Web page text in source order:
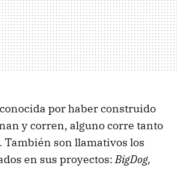
por haber construido
y corren, alguno corre tanto
. También son llamativos los
en sus proyectos:BigDog,